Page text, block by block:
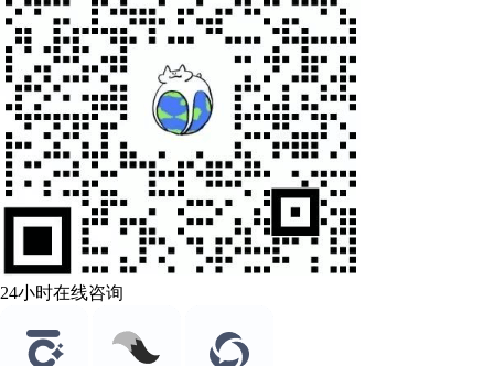
24小时在线咨询